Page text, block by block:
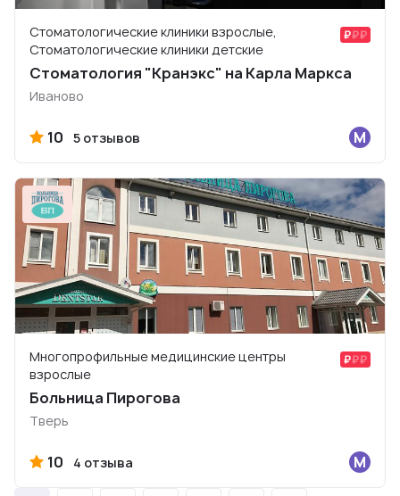
Стоматологические клиники взрослые,
Стоматологические клиники детские
Стоматология "Кранэкс" на Карла Маркса
Иваново
10 5 отзывов
Многопрофильные медицинские центры
взрослые
Больница Пирогова
Тверь
10 4 отзыва